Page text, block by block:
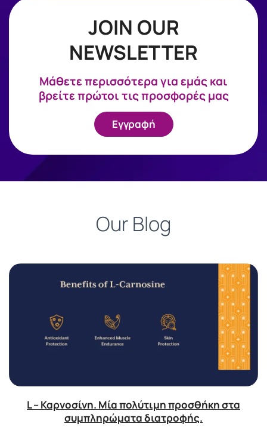
JOIN OUR
NEWSLETTER
Mάθετε περισσότερα για εμάς και
βρείτε πρώτοι τις προσφορές μας
Εγγραφή
Our Blog
L – Καρνοσίνη. Μία πολύτιμη προσθήκη στα
συμπληρώματα διατροφής.